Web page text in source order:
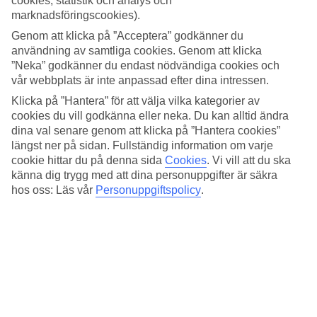
4.3/5
Standard
Om hotellet
Officiell klassificering
Det 4-stjärniga hotellet Servotel Saint Vincent i Nice är ett hotell
med bar, frukostbuffé och WiFi. På området finns det
parkeringsmöjligheter. Hotellet hade sin senaste renovering år 2020.
Följande kreditkort accepteras på hotellet: American Express, EC
Maestro, Mastercard och Visa.
marknadsföringscookies).
Genom att klicka på ”Acceptera” godkänner du
användning av samtliga cookies. Genom att klicka
”Neka” godkänner du endast nödvändiga cookies och
vår webbplats är inte anpassad efter dina intressen.
Klicka på ”Hantera” för att välja vilka kategorier av
cookies du vill godkänna eller neka. Du kan alltid ändra
dina val senare genom att klicka på ”Hantera cookies”
längst ner på sidan. Fullständig information om varje
cookie hittar du på denna sida Cookies. Vi vill att du ska
känna dig trygg med att dina personuppgifter är säkra
hos oss: Läs vår Personuppgiftspolicy.